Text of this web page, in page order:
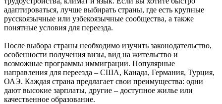
адаптироваться, лучше выбирать страны, где есть крупные
русскоязычные или узбекоязычные сообщества, а также
понятные условия для переезда.
После выбора страны необходимо изучить законодательство,
особенности получения визы, вид на жительство и
возможные программы иммиграции. Популярные
направления для переезда – США, Канада, Германия, Турция,
ОАЭ. Каждая страна предлагает свои преимущества: одни
дают высокие зарплаты, другие – доступное жилье или
качественное образование.